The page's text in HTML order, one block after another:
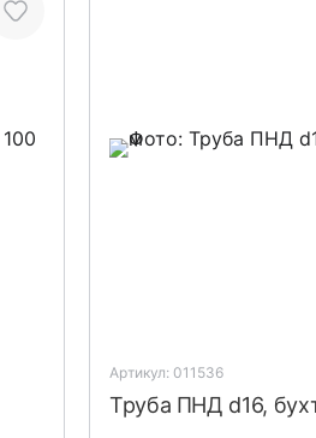
Артикул: 011536
Труба ПНД d16,